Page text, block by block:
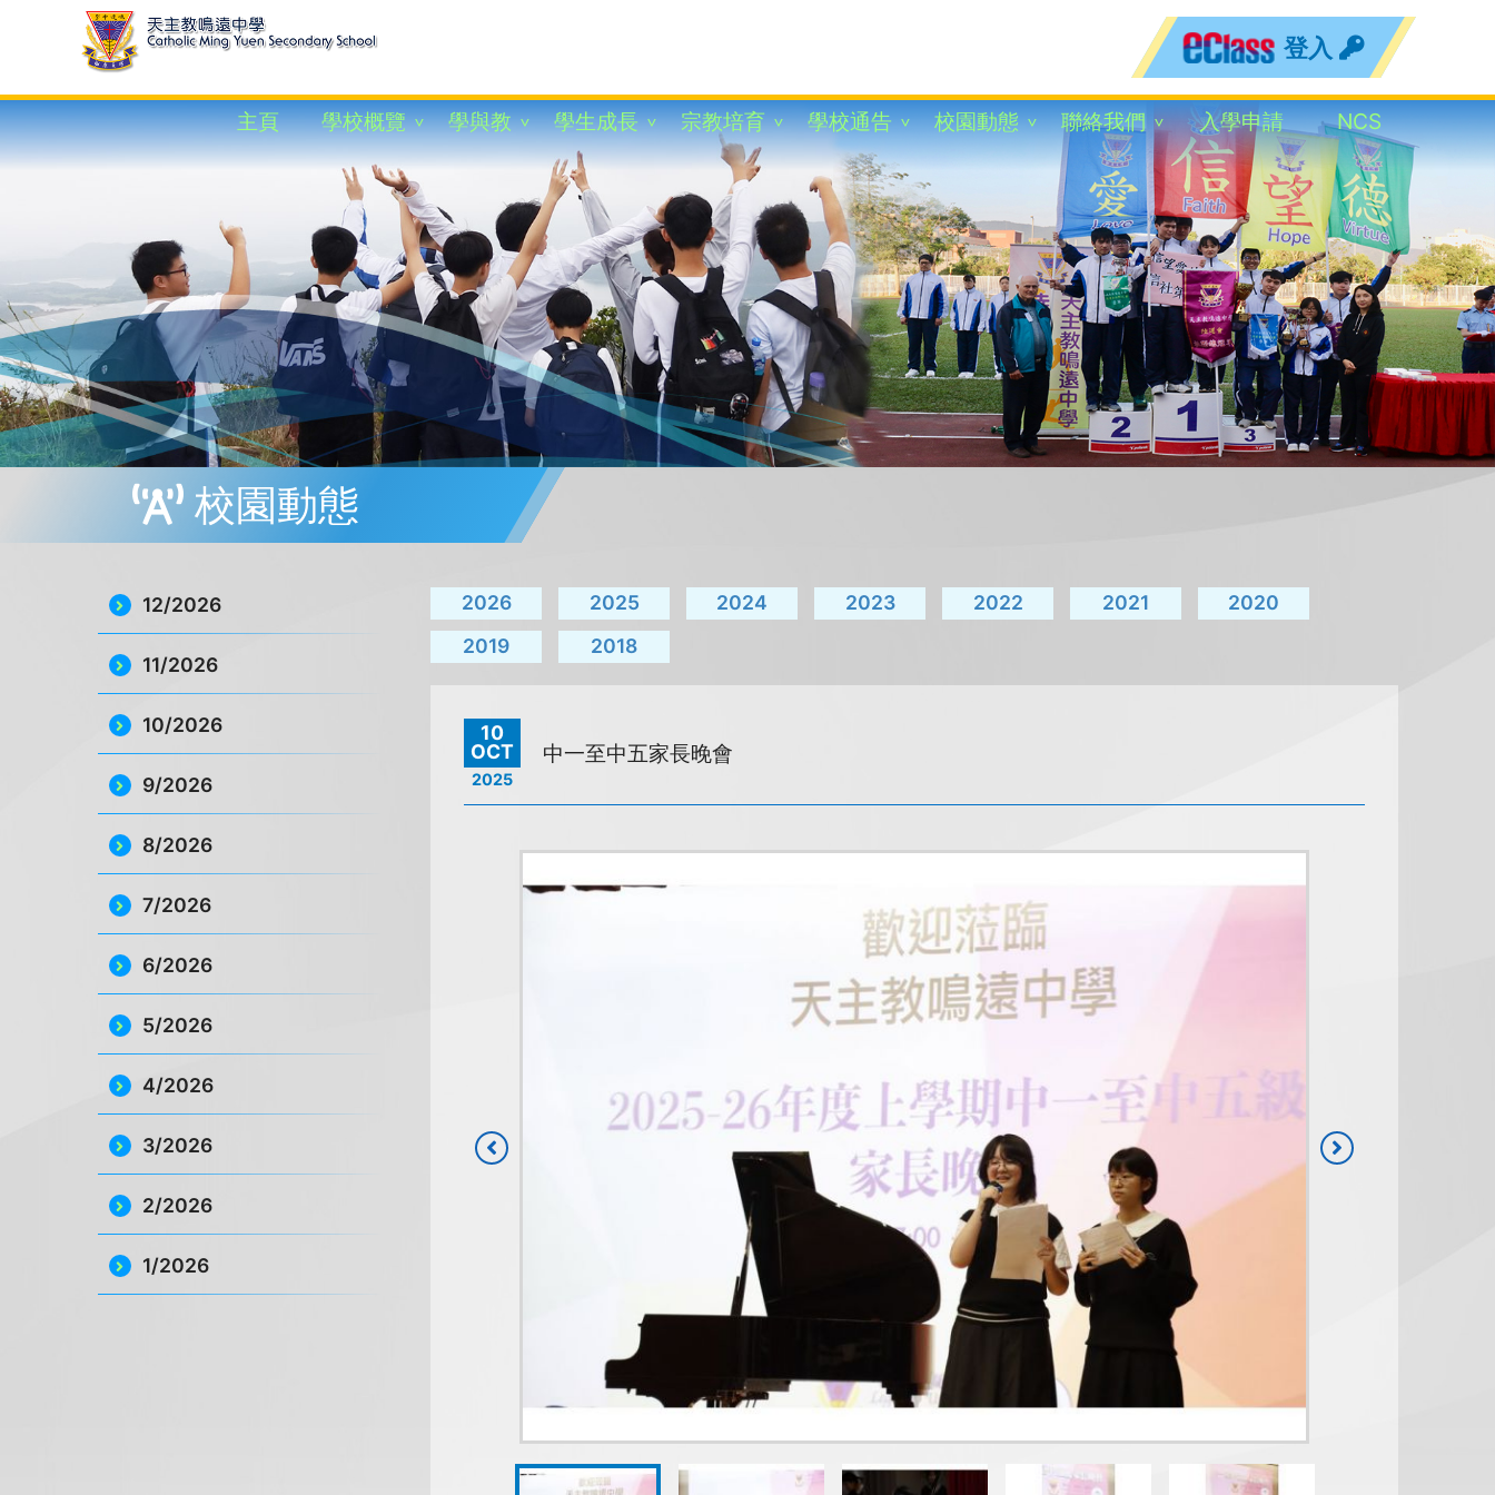
登入
主頁 學校概覽 學與教 學生成長 宗教培育 學校通告 校園動態 聯絡我們 入學申請 NCS
校園動態
12/2026
11/2026
10/2026
9/2026
8/2026
7/2026
6/2026
5/2026
4/2026
3/2026
2/2026
1/2026
2026 2025 2024 2023 2022 2021
2020
2019
2018
10
OCT
2025
中一至中五家長晚會